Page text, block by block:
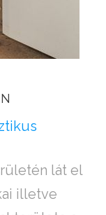
lát el
illetve